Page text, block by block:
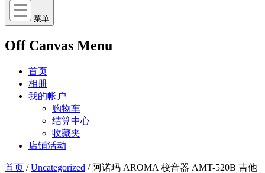
菜单
Off Canvas Menu
首页
相册
我的帐户
购物车
结算中心
收藏夹
店铺活动
首页 /Uncategorized / 阿诺玛 AROMA 校音器 AMT-520B 吉他